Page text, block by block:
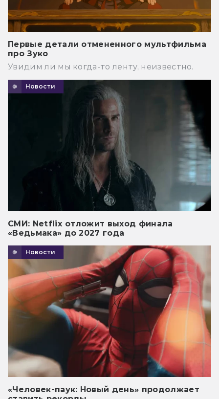
Первые детали отмененного мультфильма
про Зуко
Увидим ли мы когда-то ленту, неизвестно.
Новости
СМИ: Netflix отложит выход финала
«Ведьмака» до 2027 года
Новости
«Человек-паук: Новый день» продолжает